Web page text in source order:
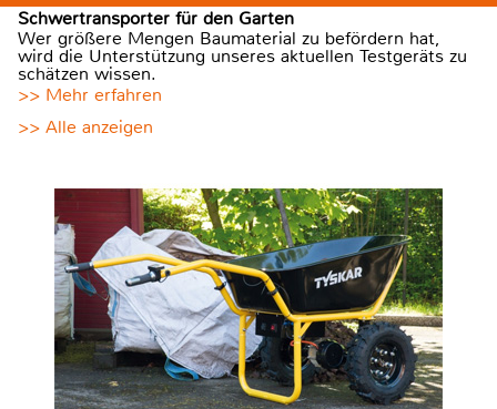
Schwertransporter für den Garten
Wer größere Mengen Baumaterial zu befördern hat,
wird die Unterstützung unseres aktuellen Testgeräts zu
schätzen wissen.
>> Mehr erfahren
>> Alle anzeigen